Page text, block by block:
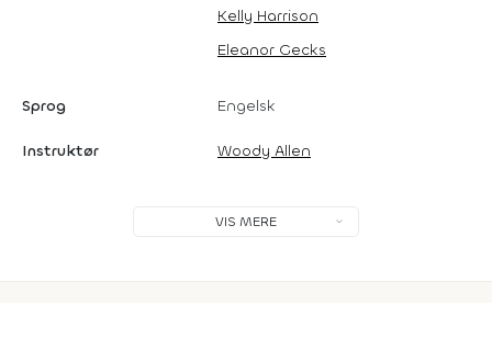
Kelly Harrison
Eleanor Gecks
Sprog Engelsk
Instruktør Woody Allen
VIS MERE